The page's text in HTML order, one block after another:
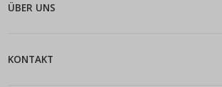
ÜBER UNS
KONTAKT